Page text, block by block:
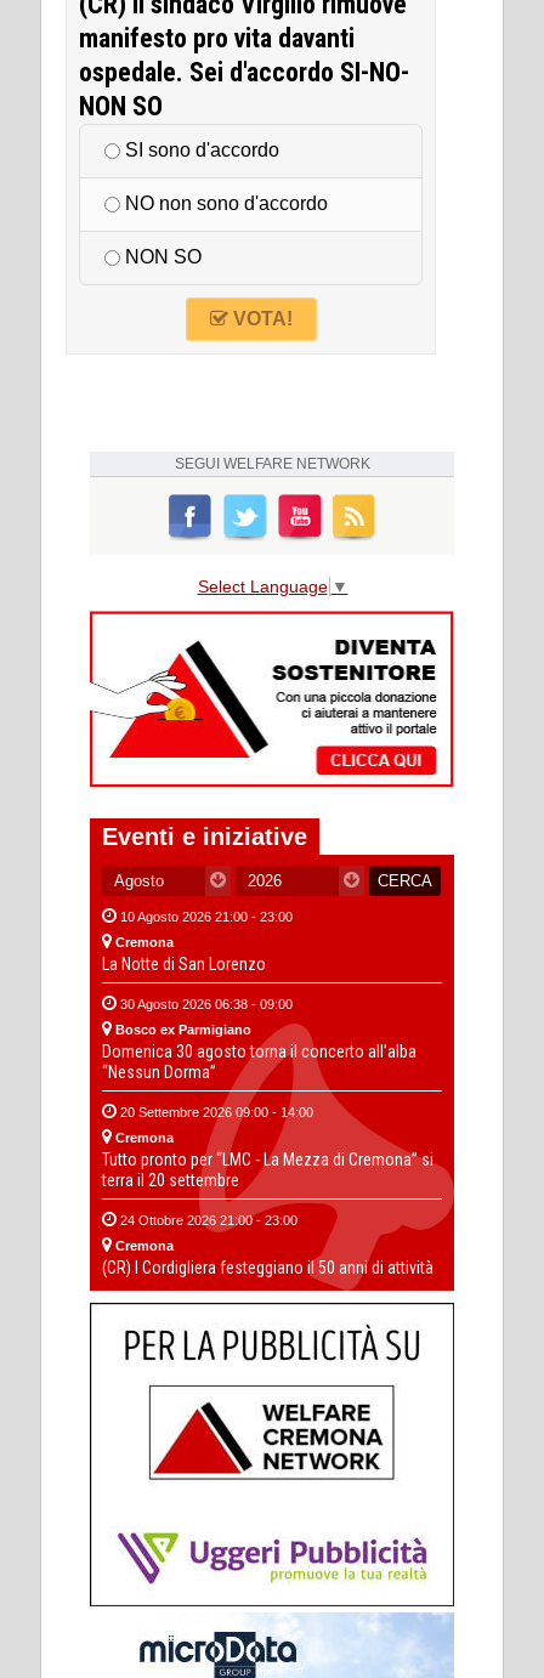
manifesto pro vita davanti
ospedale. Sei d'accordo SI-NO-
NON SO
SI sono d'accordo
NO non sono d'accordo
NON SO
VOTA!
SEGUI WELFARE NETWORK
Select Language ▼
Eventi e iniziative
10 Agosto 2026 21:00 - 23:00
Cremona
La Notte di San Lorenzo
30 Agosto 2026 06:38 - 09:00
Bosco ex Parmigiano
Domenica 30 agosto torna il concerto all’alba
“Nessun Dorma”
20 Settembre 2026 09:00 - 14:00
Cremona
Tutto pronto per “LMC - La Mezza di Cremona” si
terra il 20 settembre
24 Ottobre 2026 21:00 - 23:00
Cremona
(CR) I Cordigliera festeggiano il 50 anni di attività